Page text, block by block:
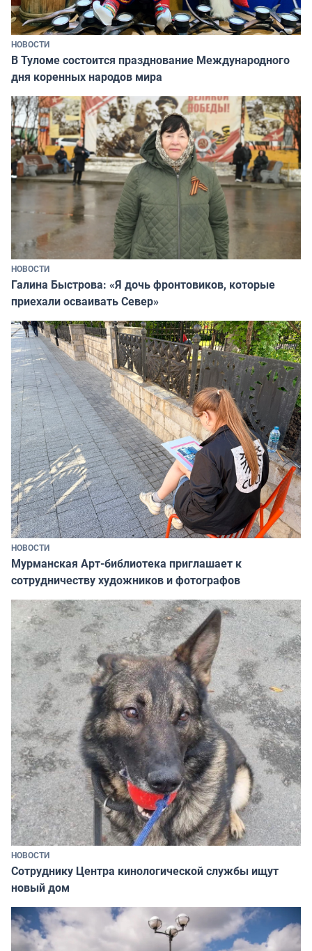
НОВОСТИ
В Туломе состоится празднование Международного
дня коренных народов мира
НОВОСТИ
Галина Быстрова: «Я дочь фронтовиков, которые
приехали осваивать Север»
НОВОСТИ
Мурманская Арт-библиотека приглашает к
сотрудничеству художников и фотографов
НОВОСТИ
Сотруднику Центра кинологической службы ищут
новый дом